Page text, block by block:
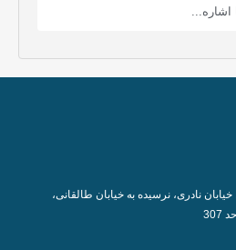
اشاره...
نادری، نرسیده به خیابان طالقانی،